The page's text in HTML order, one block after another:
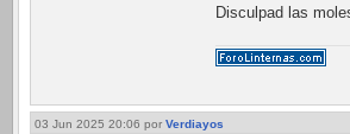
Disculpad las
03 Jun 2025 20:06 por Verdiayos